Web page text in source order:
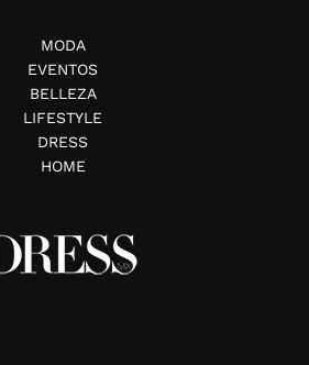
MODA
EVENTOS
BELLEZA
LIFESTYLE
DRESS
HOME